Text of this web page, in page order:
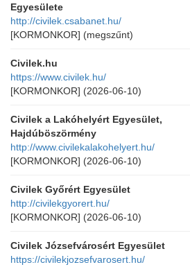
Egyesülete
http://civilek.csabanet.hu/
[KORMONKOR] (megszűnt)
Civilek.hu
https://www.civilek.hu/
[KORMONKOR] (2026-06-10)
Civilek a Lakóhelyért Egyesület,
Hajdúböszörmény
http://www.civilekalakohelyert.hu/
[KORMONKOR] (2026-06-10)
Civilek Győrért Egyesület
http://civilekgyorert.hu/
[KORMONKOR] (2026-06-10)
Civilek Józsefvárosért Egyesület
https://civilekjozsefvarosert.hu/